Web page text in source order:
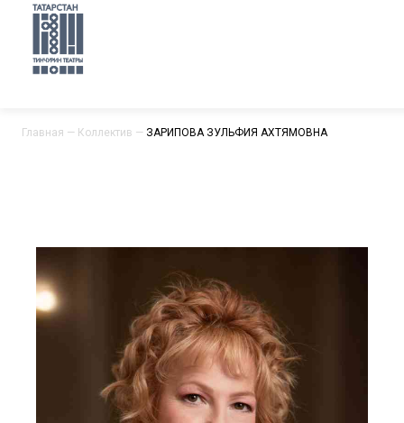
Главная — Коллектив — ЗАРИПОВА ЗУЛЬФИЯ АХТЯМОВНА